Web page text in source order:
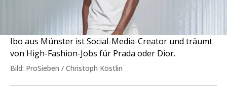
Ibo aus Münster ist Social-Media-Creator und träumt
von High-Fashion-Jobs für Prada oder Dior.
Bild: ProSieben / Christoph Köstlin